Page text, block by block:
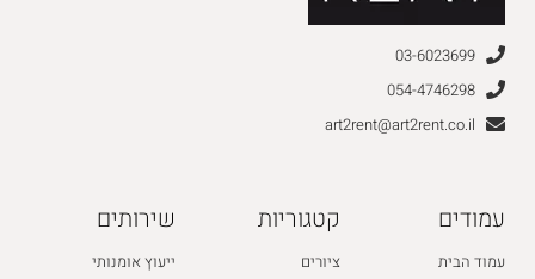
03-6023699
054-4746298
art2rent@art2rent.co.il
עמודים
עמוד הבית
קטגוריות
ציורים
שירותים
ייעוץ אומנותי